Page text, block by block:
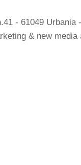
- 61049 Urbania
& new media